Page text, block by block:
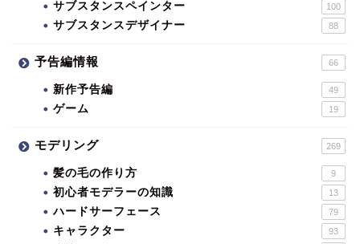
サブスタンスペインター 100
サブスタンスデザイナー 88
予告編情報 66
新作予告編 49
ゲーム 19
モデリング 269
髪の毛の作り方 9
初心者モデラーの知識 13
ハードサーフェース 79
キャラクター 93